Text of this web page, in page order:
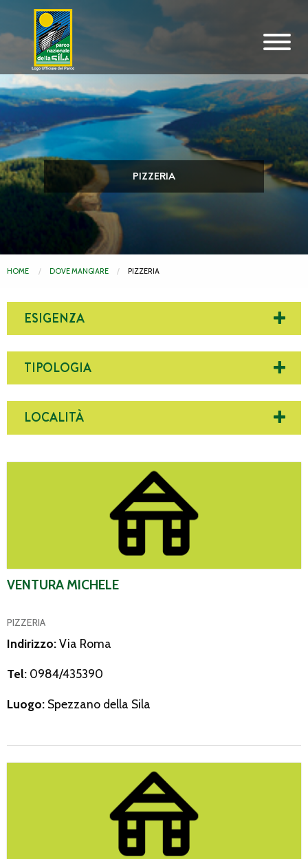
Vai al contenuto principale
PIZZERIA
HOME DOVE MANGIARE PIZZERIA
ESIGENZA
TIPOLOGIA
LOCALITÀ
VENTURA MICHELE
PIZZERIA
Indirizzo:Via Roma
Tel: 0984/435390
Luogo: Spezzano della Sila